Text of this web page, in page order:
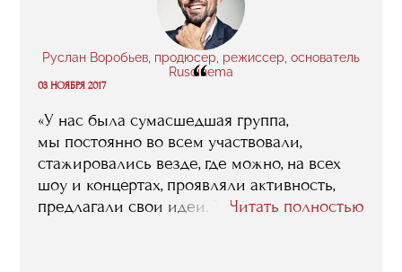
Руслан Воробьев, продюсер, режиссер, основатель
Ruscinema
“
03 НОЯБРЯ 2017
«У нас была сумасшедшая группа,
мы постоянно во всем участвовали,
стажировались везде, где можно, на всех
шоу и концертах, проявляли активность,
предлагали свои идеи. Так я близко
Читать полностью